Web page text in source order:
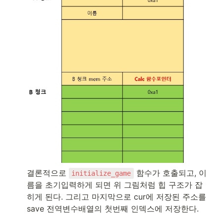
결론적으로 initialize_game
함수가 호출되고, 이
름을 초기입력하게 되면 위 그림처럼 힙 구조가 잡
히게 된다. 그리고 마지막으로 cur에 저장된 주소를
save 전역변수배열의 첫번째 인덱스에 저장한다.